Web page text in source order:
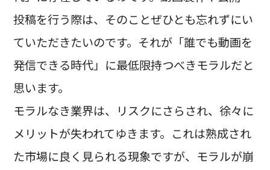
投稿を行う際は、そのことぜひとも忘れずにい
ていただきたいのです。それが「誰でも動画を
発信できる時代」に最低限持つべきモラルだと
思います。
モラルなき業界は、リスクにさらされ、徐々に
メリットが失われてゆきます。これは熟成され
た市場に良く見られる現象ですが、モラルが崩